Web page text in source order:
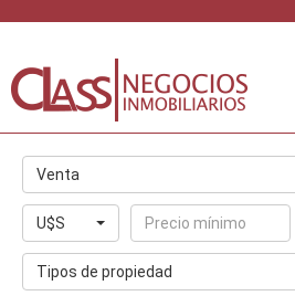
Venta
U$S
Tipos de propiedad